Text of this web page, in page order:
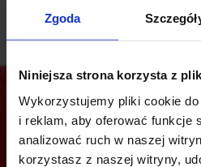
Zgoda
Niniejsza strona korzysta z
Wykorzystujemy pliki cookie
i reklam, aby oferować funkcje
analizować ruch w naszej
korzystasz z naszej witryny,
Jesteś